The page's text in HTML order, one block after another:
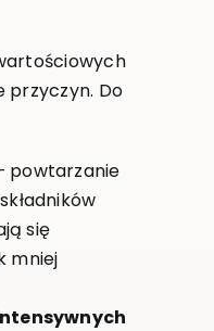
przyczyn. Do
powtarzanie
się
mniej